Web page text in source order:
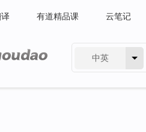
有道精品课 云笔记
中英